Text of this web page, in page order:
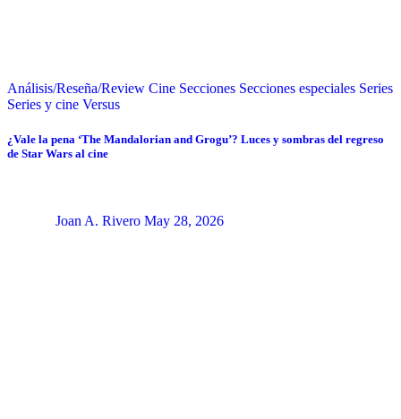
Análisis/Reseña/Review Cine Secciones Secciones especiales Series
Series y cine Versus
¿Vale la pena ‘The Mandalorian and Grogu’? Luces y sombras del regreso
de Star Wars al cine
Joan A. Rivero May 28, 2026